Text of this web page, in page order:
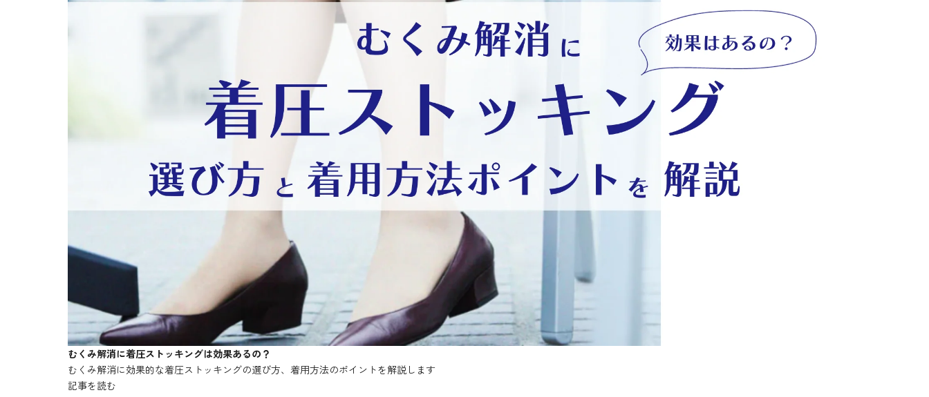
むくみ解消に着圧ストッキングは効果あるの？
むくみ解消に効果的な着圧ストッキングの選び方、着用方法のポイントを解説します
記事を読む